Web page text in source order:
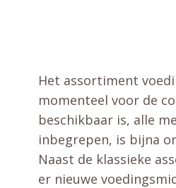
Het assortiment
momenteel voor de
beschikbaar is, alle
inbegrepen, is bijna
Naast de klassieke
er nieuwe